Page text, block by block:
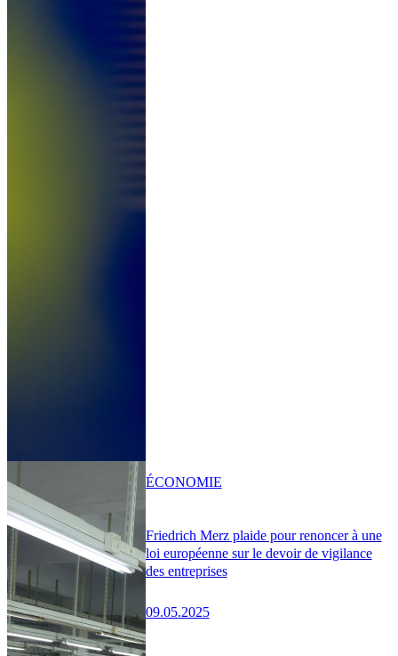
Friedrich Merz plaide pour renoncer à une
loi européenne sur le devoir de vigilance
des entreprises
09.05.2025
ÉCONOMIE